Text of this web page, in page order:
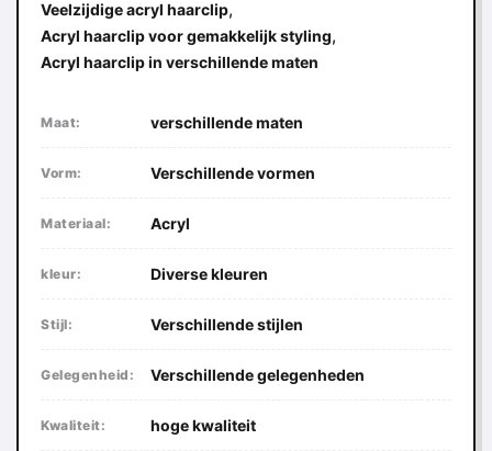
Veelzijdige acryl haarclip,
Acryl haarclip voor gemakkelijk styling,
Acryl haarclip in verschillende maten
Maat: verschillende maten
Vorm: Verschillende vormen
Materiaal: Acryl
kleur: Diverse kleuren
Stijl: Verschillende stijlen
Gelegenheid: Verschillende gelegenheden
Kwaliteit: hoge kwaliteit